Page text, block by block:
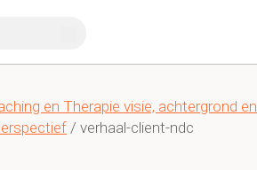
en Therapie visie, achtergrond en
/ verhaal-client-ndc